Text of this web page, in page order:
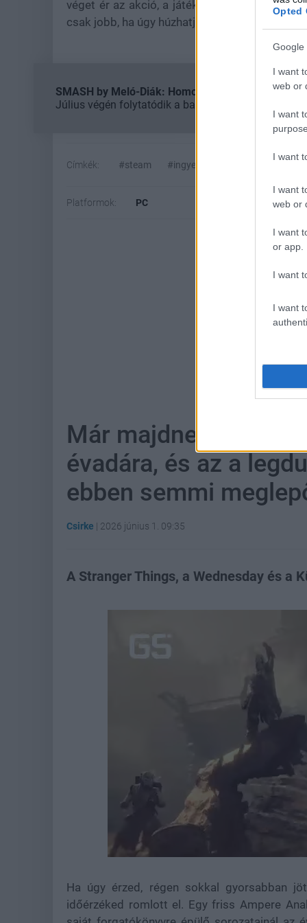
Opted
Google
I want
web or
I want
I want
I want
web or
I want
or app.
I want
I want
véget ér az akció, a játék ismét fizetőssé
csak jobb, ha úgy húzhatja be az ember, hogy
SMASH by Meló-Diák: Homok, zene és a nyár
Július végén folytatódik a balatoni strandröplabda-
Címkék: #steam #ingyen játék
Platformok: PC
Már majdnem két
évadára, és az a
ebben semmi
Csirke | 2026 június 1. 09:35
A Stranger Things, a Wednesday és a
21.86%
Ha úgy érzed, régen sokkal gyorsabban
időérzéked romlott el. Egy friss Ampere